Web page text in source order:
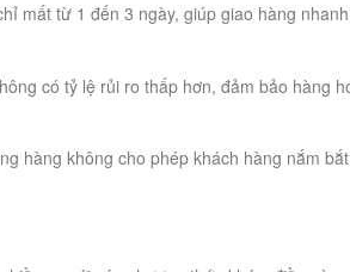
mất từ 1 đến 3 ngày, giúp giao hàng nhanh
có tỷ lệ rủi ro thấp hơn, đảm bảo hàng
hàng không cho phép khách hàng nắm bắt